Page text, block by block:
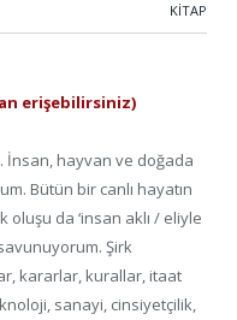
KITAP
erişebilirsiniz)
İnsan, hayvan ve doğada
Bütün bir canlı hayatın
oluşu da ‘insan aklı / eliyle
Şirk
kararlar, kurallar, itaat
sanayi, cinsiyetçilik,